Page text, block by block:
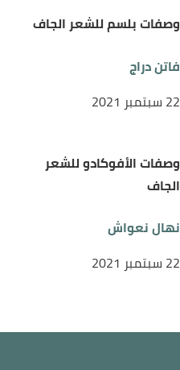
وصفات بلسم للشعر الجاف
فاتن دراج
22 سبتمبر 2021
وصفات الأفوكادو للشعر
الجاف
نهال نعواش
22 سبتمبر 2021